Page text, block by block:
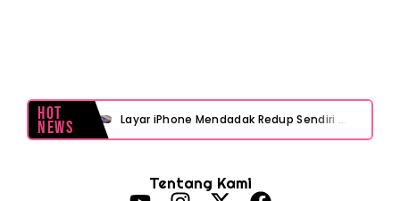
Hot
News Layar iPhone Mendadak Redup Sendiri Padahal Auto-Brightness Mati? Ini Penyebab & Solusinya!
Tentang Kami